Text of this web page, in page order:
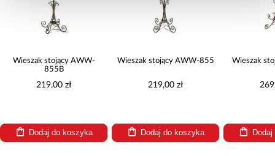
Wieszak stojący AWW-
855B
219,00 zł
Dodaj do koszyka
Wieszak stojący AWW-855
219,00 zł
Dodaj do koszyka
Wieszak